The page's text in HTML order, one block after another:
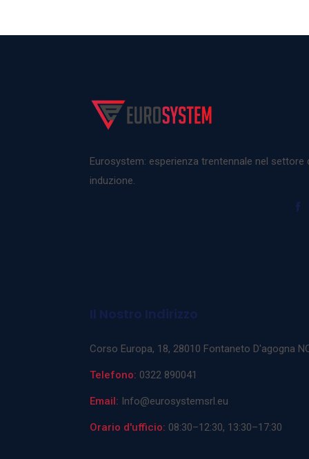
Eurosystem: esperienza trentennale nel
induzione.
Il Nostro Indirizzo
Corso Europa, 18, 28010 Fontaneto D'agogna
Telefono: 0322 890041
Email: Info@eurosystemsrl.eu
Orario d'ufficio: 08:30–12:30, 13:30–17:30